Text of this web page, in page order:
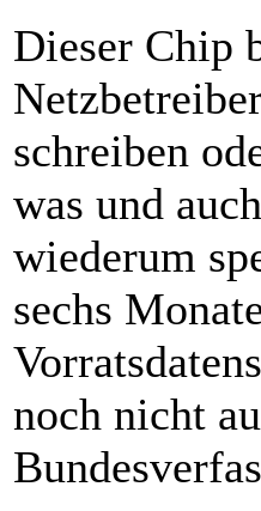
Dieser Chip
schreiben
was und
wiederum
sechs
noch nicht